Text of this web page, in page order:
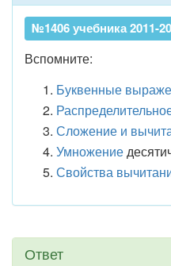
№1406 учебника 2011-
Вспомните:
Буквенные
Сложение и
Умножение
Свойства
Ответ